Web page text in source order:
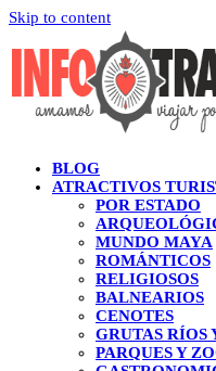
Skip to content
BLOG
ATRACTIVOS
POR ESTADO
MUNDO MAYA
ROMÁNTICOS
RELIGIOSOS
BALNEARIOS
CENOTES
GRUTAS RÍOS
PARQUES Y